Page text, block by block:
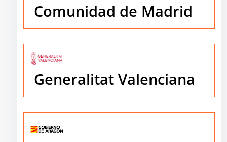
Comunidad de Madrid
Generalitat Valenciana